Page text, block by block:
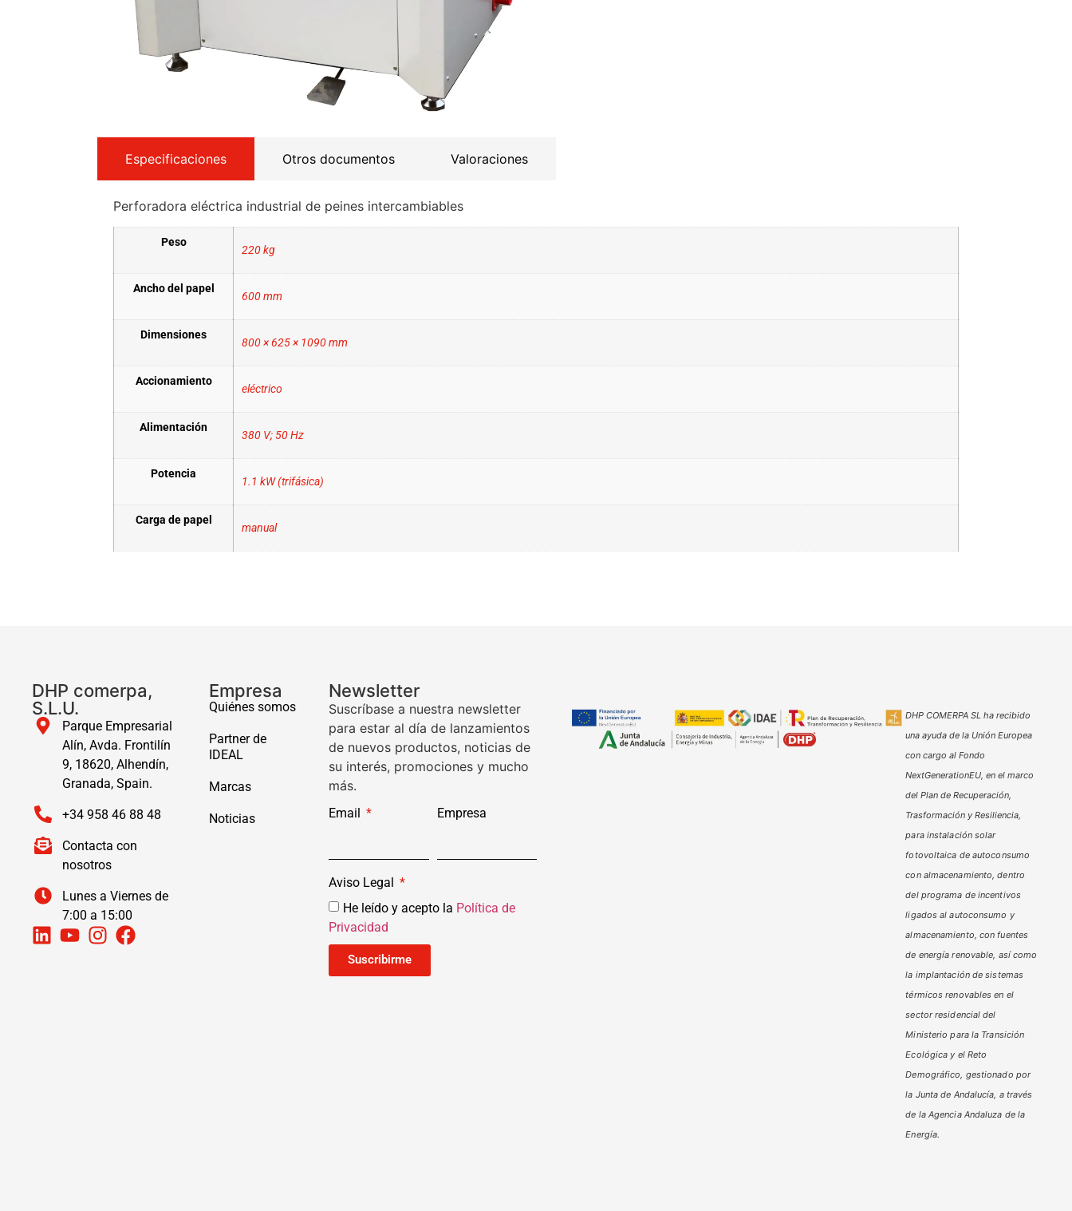
Especificaciones Otros documentos Valoraciones
Perforadora eléctrica industrial de peines intercambiables
Peso
220 kg
Ancho del papel
600 mm
Dimensiones
800 × 625 × 1090 mm
Accionamiento
eléctrico
Alimentación
380 V; 50 Hz
Potencia
1.1 kW (trifásica)
Carga de papel
manual
DHP comerpa,
S.L.U.
Parque Empresarial
Alín, Avda. Frontilín
9, 18620, Alhendín,
Granada, Spain.
+34 958 46 88 48
Contacta con
nosotros
Lunes a Viernes de
7:00 a 15:00
Empresa
Quiénes somos
Partner de
IDEAL
Marcas
Noticias
Newsletter
Suscríbase a nuestra newsletter
para estar al día de lanzamientos
de nuevos productos, noticias de
su interés, promociones y mucho
más.
Email Empresa
Aviso Legal
He leído y acepto la Política de
Privacidad
Suscribirme
DHP COMERPA SL ha recibido
una ayuda de la Unión Europea
con cargo al Fondo
NextGenerationEU, en el marco
del Plan de Recuperación,
Trasformación y Resiliencia,
para instalación solar
fotovoltaica de autoconsumo
con almacenamiento, dentro
del programa de incentivos
ligados al autoconsumo y
almacenamiento, con fuentes
de energía renovable, así como
la implantación de sistemas
térmicos renovables en el
sector residencial del
Ministerio para la Transición
Ecológica y el Reto
Demográfico, gestionado por
la Junta de Andalucía, a través
de la Agencia Andaluza de la
Energía.